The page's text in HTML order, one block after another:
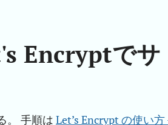
Encryptでサ
。 手順は Let’s Encrypt の使い方